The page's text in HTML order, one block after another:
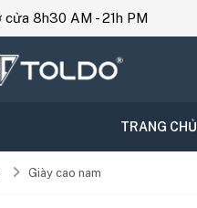
cửa 8h30 AM - 21h PM
TRANG CHỦ
Giày cao nam